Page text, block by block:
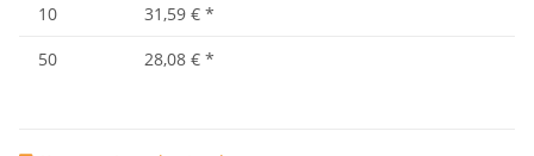
10 31,59 € *
50
28,08 € *